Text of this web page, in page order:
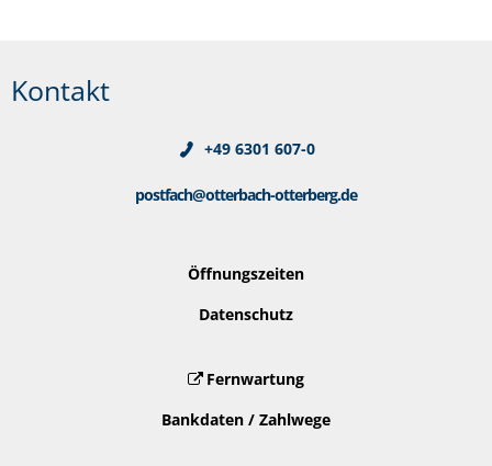
Kontakt
+49 6301 607-0
postfach@otterbach-otterberg.de
Öffnungszeiten
Datenschutz
Fernwartung
Bankdaten / Zahlwege